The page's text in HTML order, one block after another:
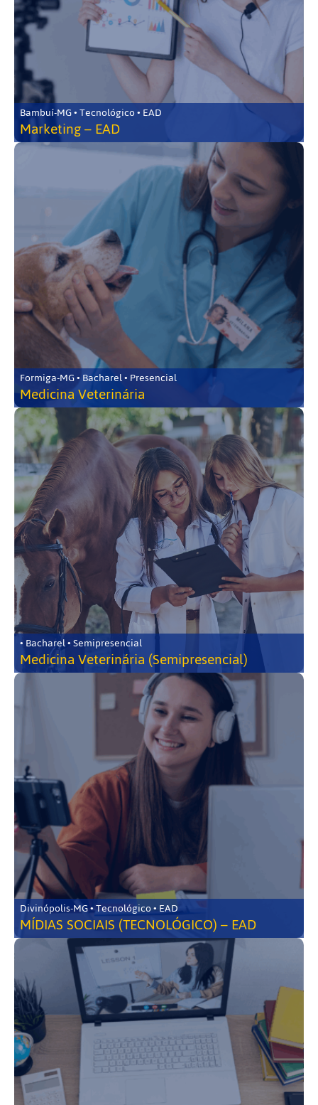
Bambuí-MG • Tecnológico • EAD
Marketing – EAD
Formiga-MG • Bacharel • Presencial
Medicina Veterinária
• Bacharel • Semipresencial
Medicina Veterinária (Semipresencial)
Divinópolis-MG • Tecnológico • EAD
MÍDIAS SOCIAIS (TECNOLÓGICO) – EAD